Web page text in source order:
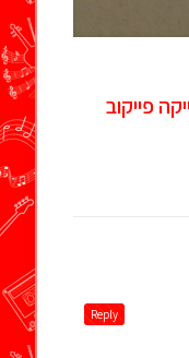
פייקוב
Reply